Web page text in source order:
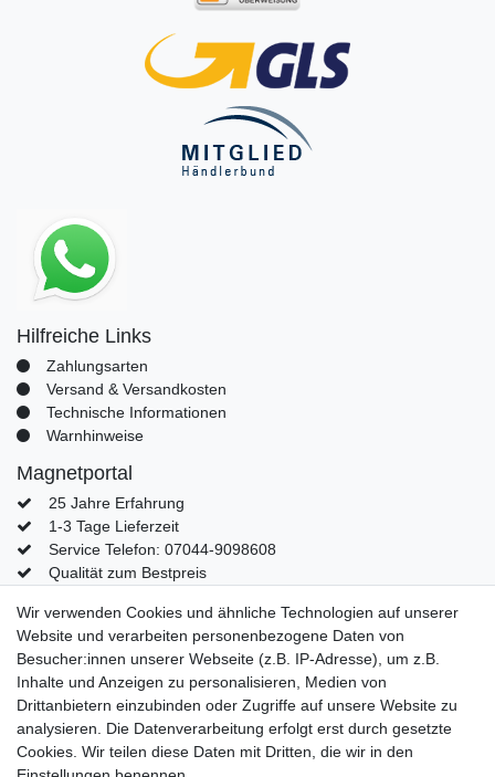
Hilfreiche Links
Zahlungsarten
Versand & Versandkosten
Technische Informationen
Warnhinweise
Magnetportal
25 Jahre Erfahrung
1-3 Tage Lieferzeit
Service Telefon: 07044-9098608
Qualität zum Bestpreis
Mein Konto
Konto
Login
Kontaktformular
Wir verwenden Cookies und ähnliche Technologien auf unserer
Website und verarbeiten personenbezogene Daten von
Besucher:innen unserer Webseite (z.B. IP-Adresse), um z.B.
Inhalte und Anzeigen zu personalisieren, Medien von
Drittanbietern einzubinden oder Zugriffe auf unsere Website zu
analysieren. Die Datenverarbeitung erfolgt erst durch gesetzte
Cookies. Wir teilen diese Daten mit Dritten, die wir in den